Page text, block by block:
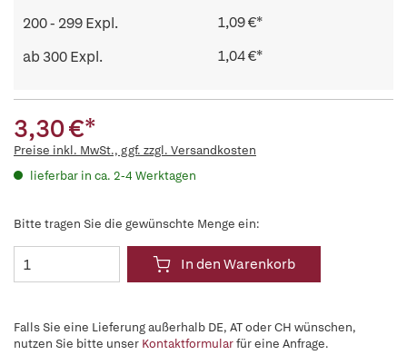
200 - 299 Expl.
1,09 €*
ab 300 Expl.
1,04 €*
3,30 €*
Preise inkl. MwSt., ggf. zzgl. Versandkosten
lieferbar in ca. 2-4 Werktagen
Bitte tragen Sie die gewünschte Menge ein:
In den Warenkorb
Falls Sie eine Lieferung außerhalb DE, AT oder CH wünschen,
nutzen Sie bitte unser Kontaktformularfür eine Anfrage.